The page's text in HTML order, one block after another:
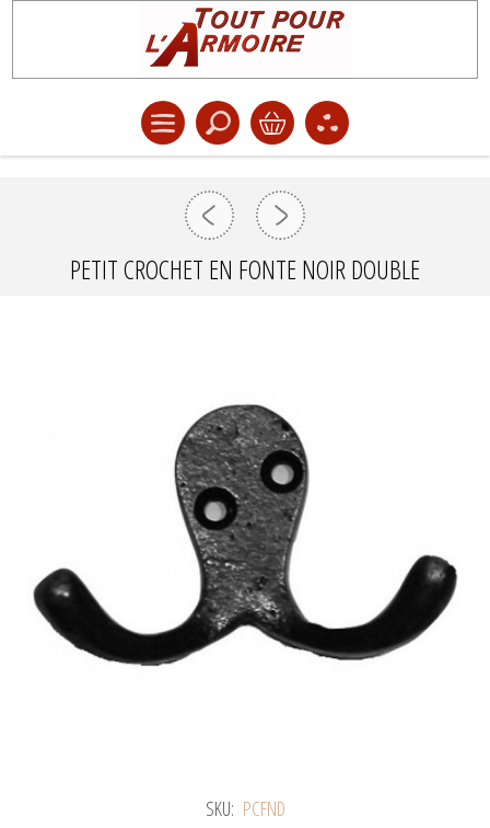
PETIT CROCHET EN FONTE NOIR DOUBLE
SKU: PCFND